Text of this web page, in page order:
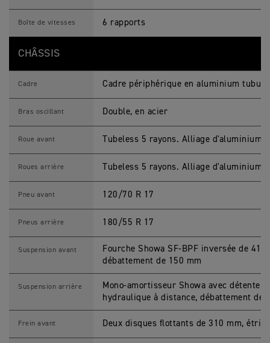
Boîte de vitesses 6 rapports
CHÂSSIS
Cadre Cadre périphérique en aluminium
Bras oscillant Double, en acier
Roue avant Tubeless 5 rayons. Alliage d'aluminium
Roues arrière Tubeless 5 rayons. Alliage d'aluminium
Pneu avant 120/70 R 17
Pneus arrière 180/55 R 17
Suspension avant
Fourche Showa SF-BPF inversée de 41
débattement de 150 mm
Suspension arrière
Mono-amortisseur Showa avec détente
hydraulique à distance, débattement de
Frein avant Deux disques flottants de 310 mm,